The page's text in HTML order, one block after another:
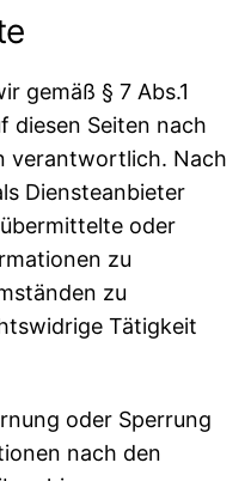
gemäß § 7 Abs.1
diesen Seiten nach
verantwortlich. Nach
Diensteanbieter
oder
zu
zu
Tätigkeit
oder Sperrung
nach den